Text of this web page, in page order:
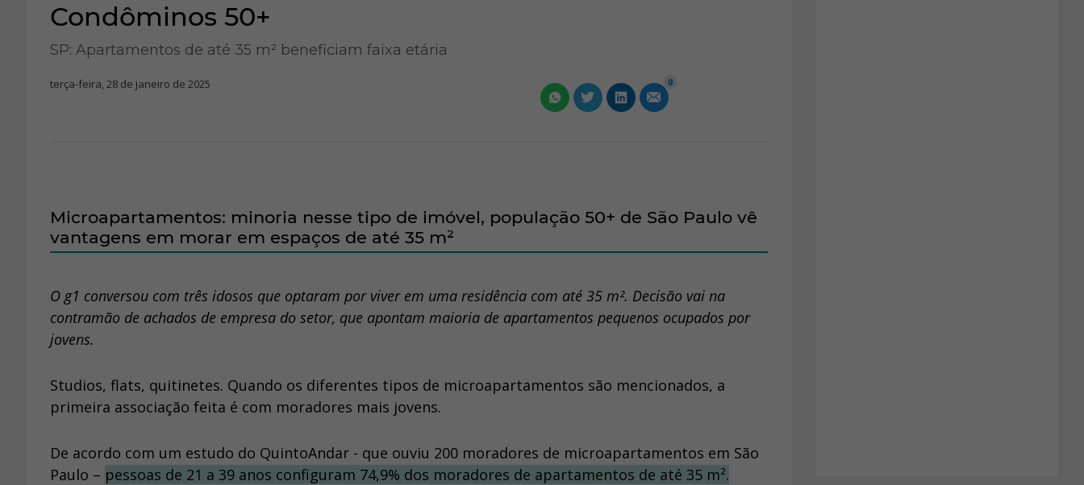
Condôminos 50+
SP: Apartamentos de até 35 m² beneficiam faixa etária
terça-feira, 28 de janeiro de 2025 0
Microapartamentos: minoria nesse tipo de imóvel, população 50+ de São Paulo vê
vantagens em morar em espaços de até 35 m²
O g1 conversou com três idosos que optaram por viver em uma residência com até 35 m². Decisão vai na
contramão de achados de empresa do setor, que apontam maioria de apartamentos pequenos ocupados por
jovens.
Studios, flats, quitinetes. Quando os diferentes tipos de microapartamentos são mencionados, a
primeira associação feita é com moradores mais jovens.
De acordo com um estudo do QuintoAndar - que ouviu 200 moradores de microapartamentos em São
Paulo – pessoas de 21 a 39 anos configuram 74,9% dos moradores de apartamentos de até 35 m².